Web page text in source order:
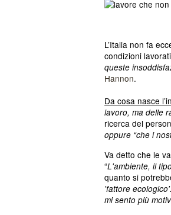
L’Italia non fa
condizioni
queste
Hannon.
Da cosa nasce
lavoro, ma delle
ricerca del
oppure “che i
Va detto che le
“L'ambiente, il
quanto si
'fattore
mi sento più